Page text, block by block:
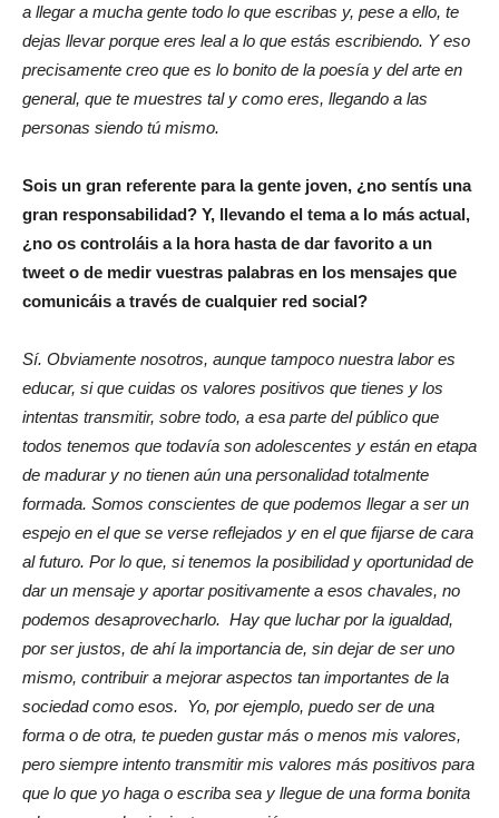
a llegar a mucha gente todo lo que escribas y, pese a ello, te
dejas llevar porque eres leal a lo que estás escribiendo. Y eso
precisamente creo que es lo bonito de la poesía y del arte en
general, que te muestres tal y como eres, llegando a las
personas siendo tú mismo.
Sois un gran referente para la gente joven, ¿no sentís una
gran responsabilidad? Y, llevando el tema a lo más actual,
¿no os controláis a la hora hasta de dar favorito a un
tweet o de medir vuestras palabras en los mensajes que
comunicáis a través de cualquier red social?
Sí. Obviamente nosotros, aunque tampoco nuestra labor es
educar, si que cuidas os valores positivos que tienes y los
intentas transmitir, sobre todo, a esa parte del público que
todos tenemos que todavía son adolescentes y están en etapa
de madurar y no tienen aún una personalidad totalmente
formada. Somos conscientes de que podemos llegar a ser un
espejo en el que se verse reflejados y en el que fijarse de cara
al futuro. Por lo que, si tenemos la posibilidad y oportunidad de
dar un mensaje y aportar positivamente a esos chavales, no
podemos desaprovecharlo. Hay que luchar por la igualdad,
por ser justos, de ahí la importancia de, sin dejar de ser uno
mismo, contribuir a mejorar aspectos tan importantes de la
sociedad como esos. Yo, por ejemplo, puedo ser de una
forma o de otra, te pueden gustar más o menos mis valores,
pero siempre intento transmitir mis valores más positivos para
que lo que yo haga o escriba sea y llegue de una forma bonita